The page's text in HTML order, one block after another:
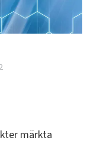
märkta